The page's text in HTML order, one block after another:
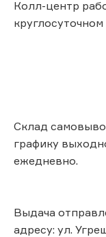
Колл-центр
Склад
графику
ежедневно.
Выдача
адресу: ул.